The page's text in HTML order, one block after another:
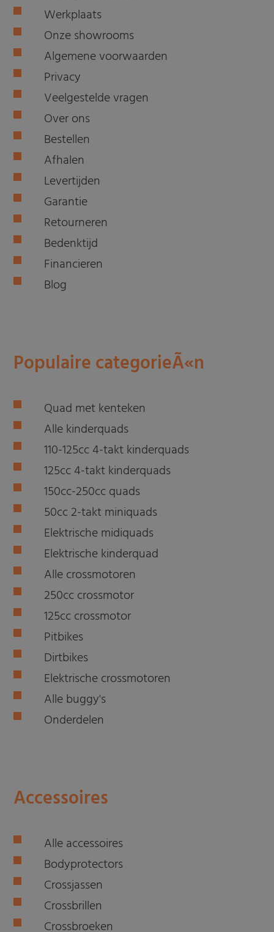
Werkplaats
Onze showrooms
Algemene voorwaarden
Privacy
Veelgestelde vragen
Over ons
Bestellen
Afhalen
Levertijden
Garantie
Retourneren
Bedenktijd
Financieren
Blog
Populaire categorieÃ«n
Quad met kenteken
Alle kinderquads
110-125cc 4-takt kinderquads
125cc 4-takt kinderquads
150cc-250cc quads
50cc 2-takt miniquads
Elektrische midiquads
Elektrische kinderquad
Alle crossmotoren
250cc crossmotor
125cc crossmotor
Pitbikes
Dirtbikes
Elektrische crossmotoren
Alle buggy's
Onderdelen
Accessoires
Alle accessoires
Bodyprotectors
Crossjassen
Crossbrillen
Crossbroeken